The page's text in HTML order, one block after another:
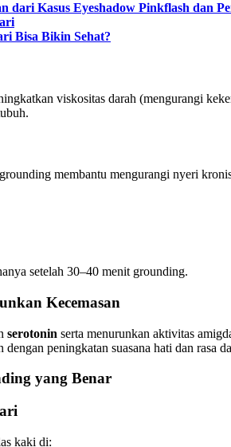
dari Kasus Eyeshadow Pinkflash dan
Bisa Bikin Sehat?
viskositas darah (mengurangi
membantu mengurangi nyeri
setelah 30–40 menit grounding.
Kecemasan
serotonin serta menurunkan aktivitas
peningkatan suasana hati dan rasa
yang Benar
kaki di: